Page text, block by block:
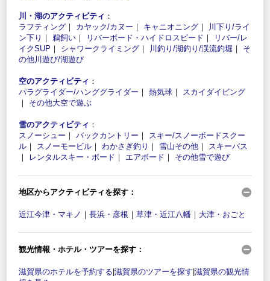
川・湖のアクティビティ ：
ラフティング ｜ カヤック/カヌー ｜ キャニオニング ｜
川下り/ライ
ン下り ｜ 鵜飼い ｜ リバーボード・ハイドロスピード ｜
リバー/レ
イクSUP ｜ シャワークライミング ｜ 川釣り/湖釣り/渓流釣堀 ｜ そ
の他川遊び/湖遊び
空のアクティビティ ：
パラグライダー/ハンググライダー ｜ 熱気球 ｜ スカイダイビング
｜ その他大空で遊ぶ
雪のアクティビティ ：
スノーシュー ｜ バックカントリー ｜ スキー/スノーボードスクー
ル ｜ スノーモービル ｜ わかさぎ釣り ｜ 雪山その他 ｜ スキーバス
｜
レンタルスキー・ボード ｜ エアボード ｜ その他雪で遊び
地区からアクティビティを探す：
近江今津・マキノ ｜ 長浜・彦根 ｜ 草津・近江八幡 ｜ 大津・おごと
観光情報・ホテル・ツアーを探す：
滋賀県のホテルを予約する 滋賀県のツアーを探す 滋賀県の観光情